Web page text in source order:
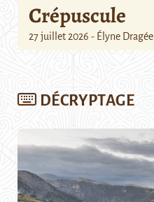
Crépuscule
27 juillet 2026 - Élyne Dragée
DÉCRYPTAGE